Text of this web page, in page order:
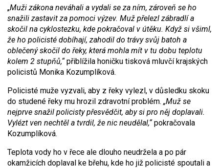
„Muži zákona neváhali a vydali se za ním, zároveň se ho
snažili zastavit za pomoci výzev. Muž přelezl zábradlí a
skočil na cyklostezku, kde pokračoval v útěku. Když si všiml,
že ho policisté dobíhají, zahodil do trávy svůj batoh a
oblečený skočil do řeky, která mohla mít v tu dobu teplotu
kolem 2 stupňů,“přiblížila honičku tisková mluvčí krajských
policistů Monika Kozumplíková.
Policisté muže vyzvali, aby z řeky vylezl, v důsledku skoku
do studené řeky mu hrozil zdravotní problém. „Muž se
nejprve snažil policisty přesvědčit, aby si pro něj doplavali.
Vylézt ven nechtěl a tvrdil, že nic neudělal,“pokračovala
Kozumplíková.
Teplota vody ho v řece ale dlouho neudržela a po pár
okamžicích doplaval ke břehu, kde ho již policisté spoutali a